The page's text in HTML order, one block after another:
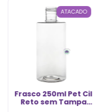
ATACADO
Frasco 250ml Pet Cil
Reto sem Tampa